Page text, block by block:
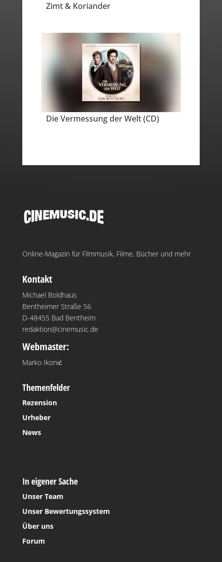
Zimt & Koriander
Die Vermessung der Welt (CD)
Online-Magazin für Filmmusik, Filme, Bücher und mehr
Kontakt
Michael Boldhaus
Bentheimer Straße 56
D-48455 Bad Bentheim
redaktion@cinemusic.de
Webmaster:
Marko Ikonić
Themenfelder
Rezension
Urheber
News
In eigener Sache
Unser Team
Unser Bewertungssystem
Über uns
Forum